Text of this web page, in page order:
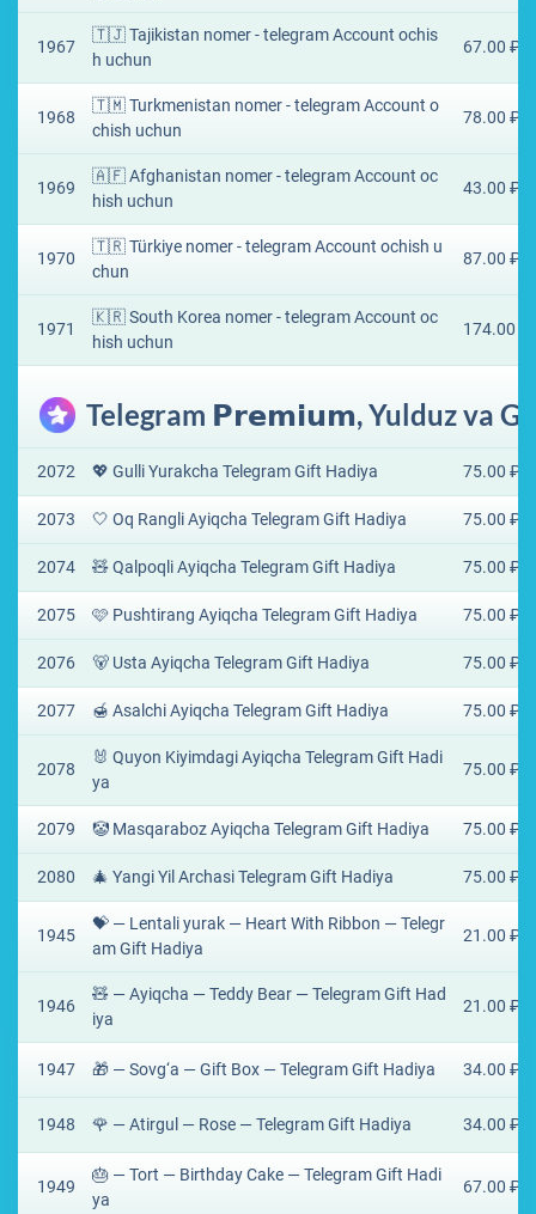
1967
🇹🇯 Tajikistan nomer - telegram Account ochis
h uchun
67.00 ₽
1968
🇹🇲 Turkmenistan nomer - telegram Account o
chish uchun
78.00 ₽
1969
🇦🇫 Afghanistan nomer - telegram Account oc
hish uchun
43.00 ₽
1970
🇹🇷 Türkiye nomer - telegram Account ochish u
chun
87.00 ₽
1971
🇰🇷 South Korea nomer - telegram Account oc
hish uchun
174.00 ₽
Telegram 𝗣𝗿𝗲𝗺𝗶𝘂𝗺, Yulduz va
2072 💖 Gulli Yurakcha Telegram Gift Hadiya 75.00 ₽
2073 🤍 Oq Rangli Ayiqcha Telegram Gift Hadiya 75.00 ₽
2074 🧸 Qalpoqli Ayiqcha Telegram Gift Hadiya 75.00 ₽
2075 🩷 Pushtirang Ayiqcha Telegram Gift Hadiya 75.00 ₽
2076 🐻 Usta Ayiqcha Telegram Gift Hadiya 75.00 ₽
2077 🍯 Asalchi Ayiqcha Telegram Gift Hadiya 75.00 ₽
2078
🐰 Quyon Kiyimdagi Ayiqcha Telegram Gift Hadi
ya
75.00 ₽
2079 🤡 Masqaraboz Ayiqcha Telegram Gift Hadiya 75.00 ₽
2080 🎄 Yangi Yil Archasi Telegram Gift Hadiya 75.00 ₽
1945
💝 — Lentali yurak — Heart With Ribbon — Telegr
am Gift Hadiya
21.00 ₽
1946
🧸 — Ayiqcha — Teddy Bear — Telegram Gift Had
iya
21.00 ₽
1947 🎁 — Sovg‘a — Gift Box — Telegram Gift Hadiya 34.00 ₽
1948 🌹 — Atirgul — Rose — Telegram Gift Hadiya 34.00 ₽
1949
🎂 — Tort — Birthday Cake — Telegram Gift Hadi
ya
67.00 ₽